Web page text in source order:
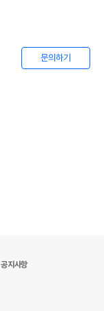
문의하기
공지사항